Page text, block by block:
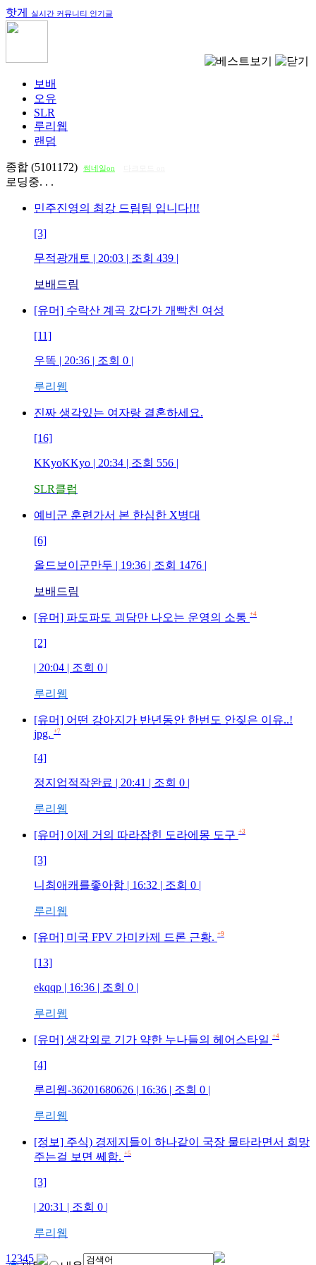
핫게 실시간 커뮤니티 인기글
보배
오유
SLR
루리웹
랜덤
종합 (5101172) 썸네일on
로딩중. . .
민주진영의 최강 드림팀 입니다!!!
[3]
무적광개토 | 20:03 | 조회 439 |
보배드림
[유머] 수락산 계곡 갔다가 개빡친 여성
[11]
우똑 | 20:36 | 조회 0 |
루리웹
진짜 생각있는 여자랑 결혼하세요.
[16]
KKyoKKyo | 20:34 | 조회 556 |
SLR클럽
예비군 훈련가서 본 한심한 X병대
[6]
올드보이군만두 | 19:36 | 조회 1476 |
보배드림
[유머] 파도파도 괴담만 나오는 운영의 소통 +4
[2]
| 20:04 | 조회 0 |
루리웹
[유머] 어떤 강아지가 반년동안 한번도 안짖은 이유..!
jpg. +7
[4]
정지업적작완료 | 20:41 | 조회 0 |
루리웹
[유머] 이제 거의 따라잡힌 도라에몽 도구 +3
[3]
니최애캐를좋아함 | 16:32 | 조회 0 |
루리웹
[유머] 미국 FPV 가미카제 드론 근황. +9
[13]
ekqqp | 16:36 | 조회 0 |
루리웹
[유머] 생각외로 기가 약한 누나들의 헤어스타일 +4
[4]
루리웹-36201680626 | 16:36 | 조회 0 |
루리웹
[정보] 주식) 경제지들이 하나같이 국장 물타라면서 희망
주는걸 보면 쎄함. +5
[3]
| 20:31 | 조회 0 |
루리웹
12345